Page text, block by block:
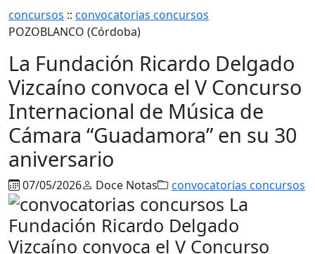
concursos :: convocatorias concursos
POZOBLANCO (Córdoba)
La Fundación Ricardo Delgado
Vizcaíno convoca el V Concurso
Internacional de Música de
Cámara “Guadamora” en su 30
aniversario
07/05/2026 Doce Notas convocatorias concursos